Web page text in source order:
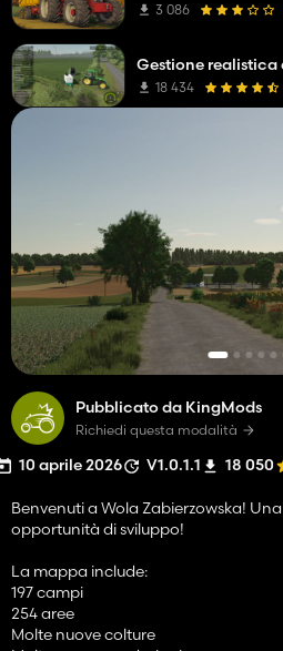
Pubblicato da KingMods
Richiedi questa modalità
10 aprile 2026 V1.0.1.1 18 050
Benvenuti a Wola Zabierzowska!
opportunità di sviluppo!
La mappa include:
197 campi
254 aree
Molte nuove colture
3 086
18 434